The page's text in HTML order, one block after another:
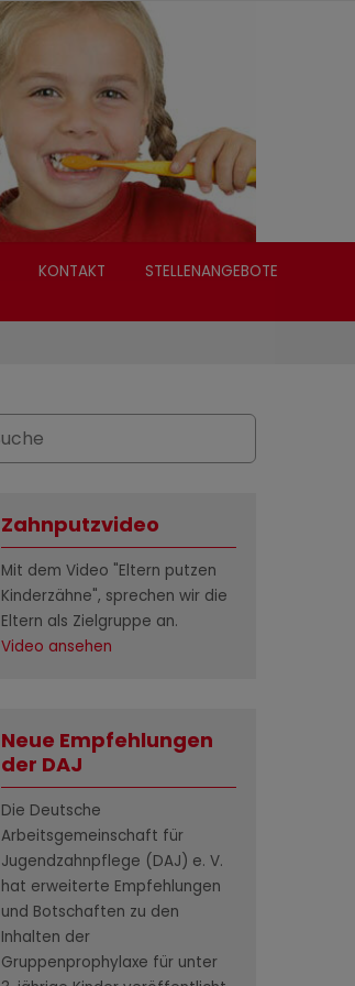
KONTAKT STELLENANGEBOTE
Zahnputzvideo
Mit dem Video "Eltern putzen
Kinderzähne", sprechen wir die
Eltern als Zielgruppe an.
Video ansehen
Neue Empfehlungen
der DAJ
Die Deutsche
Arbeitsgemeinschaft für
Jugendzahnpflege (DAJ) e. V.
hat erweiterte Empfehlungen
und Botschaften zu den
Inhalten der
Gruppenprophylaxe für unter